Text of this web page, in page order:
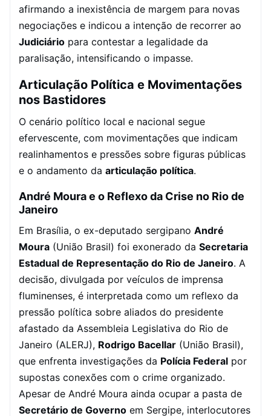
afirmando a inexistência de margem para novas
negociações e indicou a intenção de recorrer ao
Judiciário para contestar a legalidade da
paralisação, intensificando o impasse.
Articulação Política e Movimentações
nos Bastidores
O cenário político local e nacional segue
efervescente, com movimentações que indicam
realinhamentos e pressões sobre figuras públicas
e o andamento da articulação política.
André Moura e o Reflexo da Crise no Rio de
Janeiro
Em Brasília, o ex-deputado sergipano André
Moura (União Brasil) foi exonerado da Secretaria
Estadual de Representação do Rio de Janeiro. A
decisão, divulgada por veículos de imprensa
fluminenses, é interpretada como um reflexo da
pressão política sobre aliados do presidente
afastado da Assembleia Legislativa do Rio de
Janeiro (ALERJ), Rodrigo Bacellar (União Brasil),
que enfrenta investigações da Polícia Federal por
supostas conexões com o crime organizado.
Apesar de André Moura ainda ocupar a pasta de
Secretário de Governo em Sergipe, interlocutores